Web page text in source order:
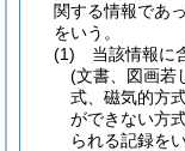
関する情報であっ
をいう。
(1)
当該情報に
(文書、図画若
式、磁気的方
ができない方
られる記録を